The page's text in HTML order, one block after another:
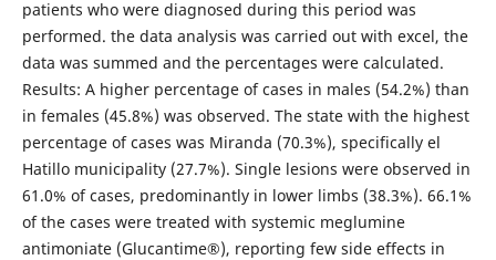
patients who were diagnosed during this period was
performed. the data analysis was carried out with excel, the
data was summed and the percentages were calculated.
Results: A higher percentage of cases in males (54.2%) than
in females (45.8%) was observed. The state with the highest
percentage of cases was Miranda (70.3%), specifically el
Hatillo municipality (27.7%). Single lesions were observed in
61.0% of cases, predominantly in lower limbs (38.3%). 66.1%
of the cases were treated with systemic meglumine
antimoniate (Glucantime®), reporting few side effects in